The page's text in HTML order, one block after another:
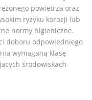
powietrza oraz
ryzyku korozji lub
normy higieniczne.
doboru odpowiedniego
wymaganą klasę
środowiskach